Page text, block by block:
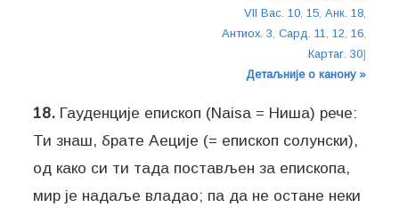
VII Вас. 10, 15, Анк. 18,
Антиох. 3 Сард. 11 12 16,
Картаг. 30]
Детаљније о канону »
18. Гауденције епископ (Naisa = Ниша) рече:
Ти знаш, брате Аеције (= епископ солунски),
од како си ти тада постављен за епископа,
мир је надаље владао; па да не остане неки